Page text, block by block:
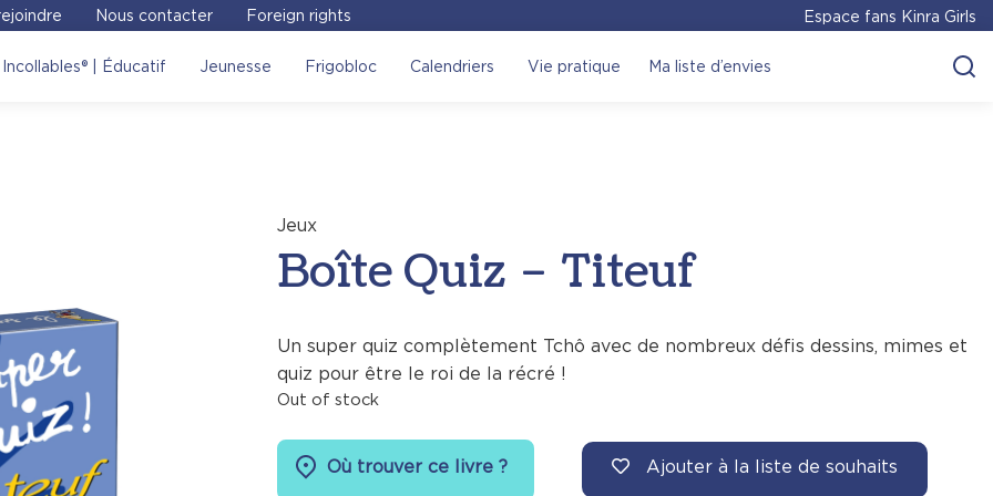
Nous contacter Foreign rights Espace fans Kinra Girls
Incollables® | Éducatif Jeunesse Frigobloc Calendriers Vie pratique Ma liste d’envies
Jeux
Boîte Quiz – Titeuf
Un super quiz complètement Tchô avec de nombreux défis dessins, mimes et
quiz pour être le roi de la récré !
Out of stock
Où trouver ce livre ? Ajouter à la liste de souhaits